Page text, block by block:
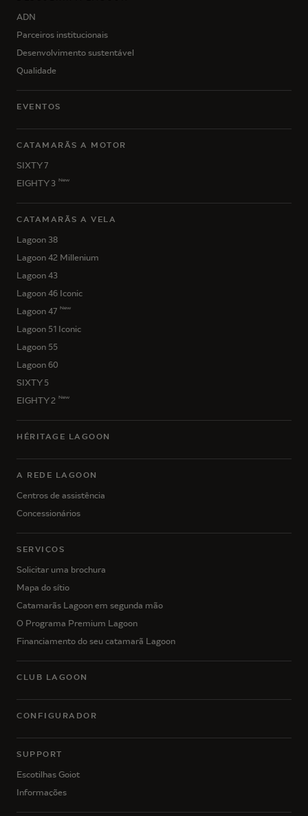
ADN
Parceiros institucionais
Desenvolvimento sustentável
Qualidade
EVENTOS
CATAMARÃS A MOTOR
SIXTY 7
EIGHTY 3 New
CATAMARÃS A VELA
Lagoon 38
Lagoon 42 Millenium
Lagoon 43
Lagoon 46 Iconic
Lagoon 47 New
Lagoon 51 Iconic
Lagoon 55
Lagoon 60
SIXTY 5
EIGHTY 2
New
HÉRITAGE LAGOON
A REDE LAGOON
Centros de assistência
Concessionários
SERVIÇOS
Solicitar uma brochura
Mapa do sítio
Catamarãs Lagoon em segunda mão
O Programa Premium Lagoon
Financiamento do seu catamarã Lagoon
CLUB LAGOON
CONFIGURADOR
SUPPORT
Escotilhas Goiot
Informações